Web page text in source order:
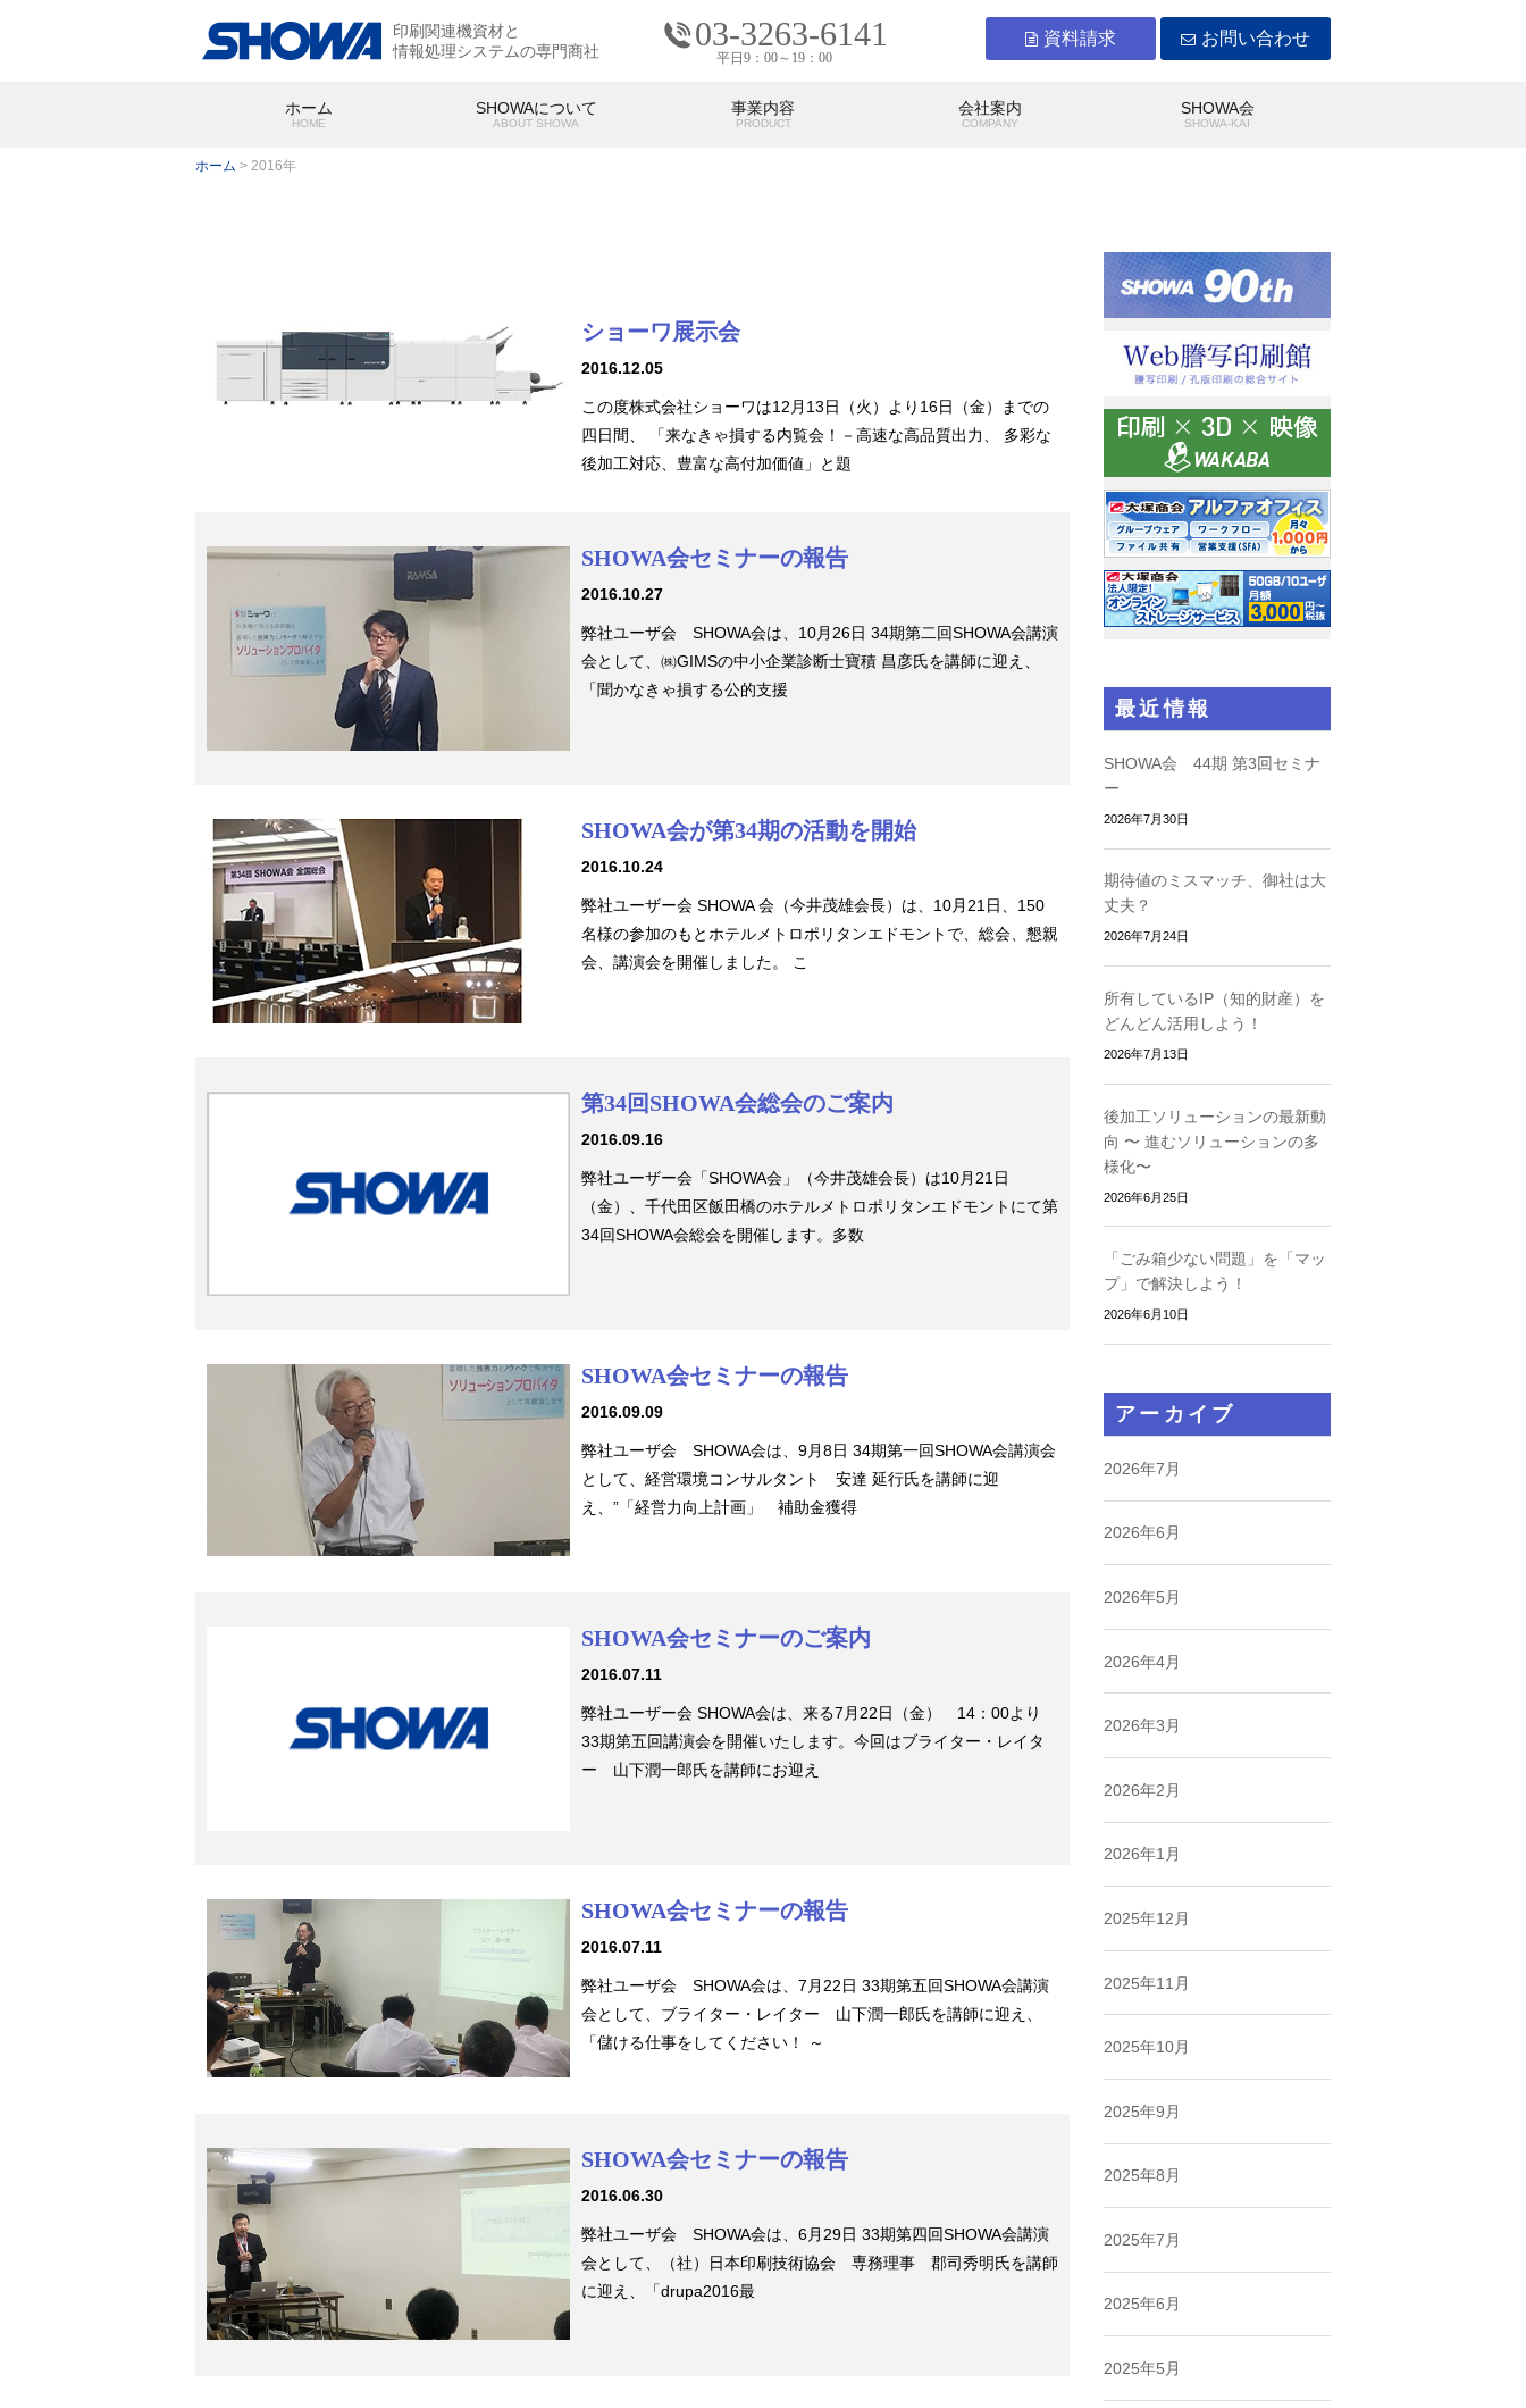
印刷関連機資材と
情報処理システムの専門商社
03-3263-6141
平日9：00～19：00
資料請求 お問い合わせ
ホーム
HOME
SHOWAについて
ABOUT SHOWA
SHOWAの考え SHOWAの強み
事業内容
PRODUCT
会社案内
COMPANY
会社概要 代表挨拶 沿革
SHOWA会
SHOWA-KAI
ホーム > 2016年
ショーワ展示会
2016.12.05
この度株式会社ショーワは12月13日（火）より16日（金）までの
四日間、 「来なきゃ損する内覧会！－高速な高品質出力、 多彩な
後加工対応、豊富な高付加価値」と題
SHOWA会セミナーの報告
2016.10.27
弊社ユーザ会 SHOWA会は、10月26日 34期第二回SHOWA会講演
会として、㈱GIMSの中小企業診断士寶積 昌彦氏を講師に迎え、
「聞かなきゃ損する公的支援
SHOWA会が第34期の活動を開始
2016.10.24
弊社ユーザー会 SHOWA 会（今井茂雄会長）は、10月21日、150
名様の参加のもとホテルメトロポリタンエドモントで、総会、懇親
会、講演会を開催しました。 こ
第34回SHOWA会総会のご案内
2016.09.16
弊社ユーザー会「SHOWA会」（今井茂雄会長）は10月21日
（金）、千代田区飯田橋のホテルメトロポリタンエドモントにて第
34回SHOWA会総会を開催します。多数
SHOWA会セミナーの報告
2016.09.09
弊社ユーザ会 SHOWA会は、9月8日 34期第一回SHOWA会講演会
として、経営環境コンサルタント 安達 延行氏を講師に迎
え、”「経営力向上計画」 補助金獲得
SHOWA会セミナーのご案内
2016.07.11
弊社ユーザー会 SHOWA会は、来る7月22日（金） 14：00より
33期第五回講演会を開催いたします。今回はブライター・レイタ
ー 山下潤一郎氏を講師にお迎え
SHOWA会セミナーの報告
2016.07.11
弊社ユーザ会 SHOWA会は、7月22日 33期第五回SHOWA会講演
会として、ブライター・レイター 山下潤一郎氏を講師に迎え、
「儲ける仕事をしてください！ ～
SHOWA会セミナーの報告
2016.06.30
弊社ユーザ会 SHOWA会は、6月29日 33期第四回SHOWA会講演
会として、（社）日本印刷技術協会 専務理事 郡司秀明氏を講師
に迎え、「drupa2016最
最近情報
SHOWA会 44期 第3回セミナ
ー
2026年7月30日
期待値のミスマッチ、御社は大
丈夫？
2026年7月24日
所有しているIP（知的財産）を
どんどん活用しよう！
2026年7月13日
後加工ソリューションの最新動
向 〜 進むソリューションの多
様化〜
2026年6月25日
「ごみ箱少ない問題」を「マッ
プ」で解決しよう！
2026年6月10日
アーカイブ
2026年7月
2026年6月
2026年5月
2026年4月
2026年3月
2026年2月
2026年1月
2025年12月
2025年11月
2025年10月
2025年9月
2025年8月
2025年7月
2025年6月
2025年5月